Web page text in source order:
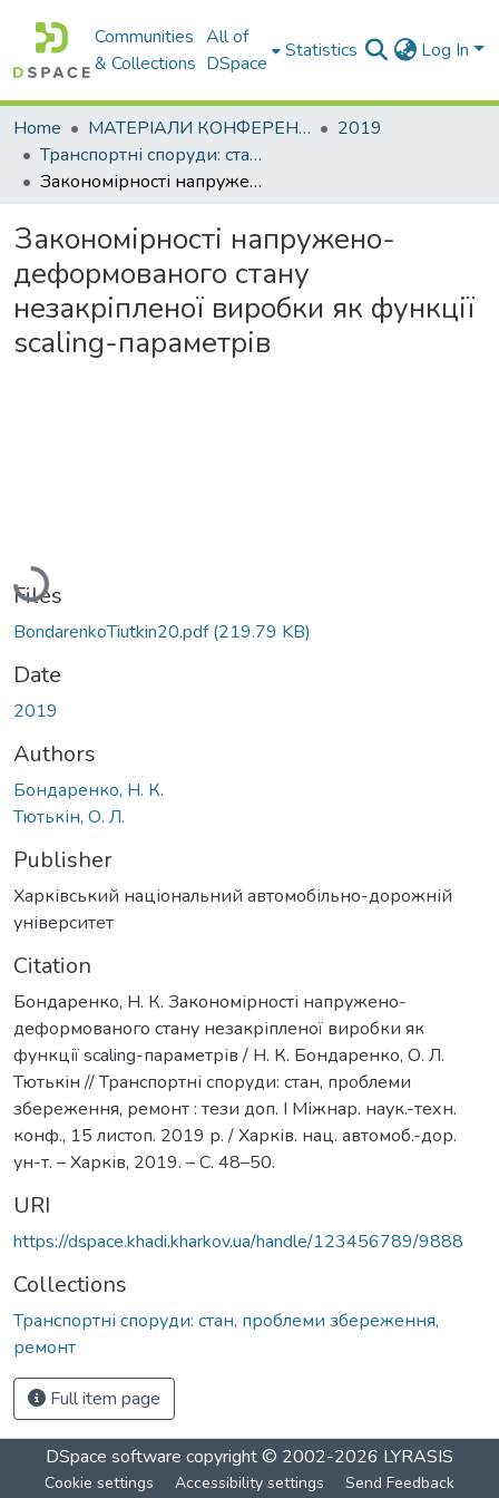
Communities
& Collections
All of
DSpace
Statistics Log In
Home МАТЕРІАЛИ КОНФЕРЕНЦІЙ
2019
Транспортні споруди: стан, проблеми збереження, ремонт
Закономірності напружено-деформованого стану незакріпленої виробки як функції scaling-параметрів
Закономірності напружено-
деформованого стану
незакріпленої виробки як функції
scaling-параметрів
Loading...
Files
BondarenkoTiutkin20.pdf(219.79 KB)
Date
2019
Authors
Бондаренко, Н. К.
Тютькін, О. Л.
Publisher
Харківський національний автомобільно-дорожній
університет
Citation
Бондаренко, Н. К. Закономірності напружено-
деформованого стану незакріпленої виробки як
функції scaling-параметрів / Н. К. Бондаренко, О. Л.
Тютькін // Транспортні споруди: стан, проблеми
збереження, ремонт : тези доп. I Міжнар. наук.-техн.
конф., 15 листоп. 2019 р. / Харків. нац. автомоб.-дор.
ун-т. – Харків, 2019. – С. 48–50.
URI
https://dspace.khadi.kharkov.ua/handle/123456789/9888
Collections
Транспортні споруди: стан, проблеми збереження,
ремонт
Full item page
DSpace software copyright © 2002-2026 LYRASIS
Cookie settings Accessibility settings Send Feedback